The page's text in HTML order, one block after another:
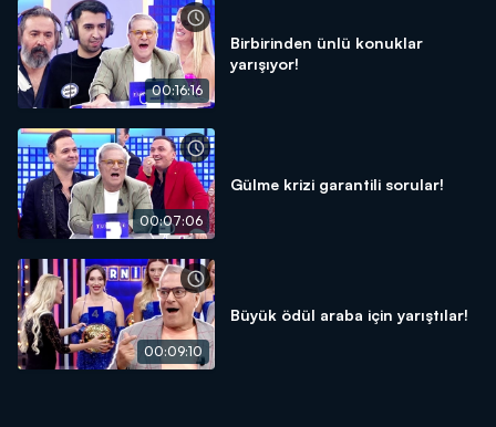
00:16:16
Birbirinden ünlü konuklar
yarışıyor!
00:07:06
Gülme krizi garantili sorular!
00:09:10
Büyük ödül araba için yarıştılar!